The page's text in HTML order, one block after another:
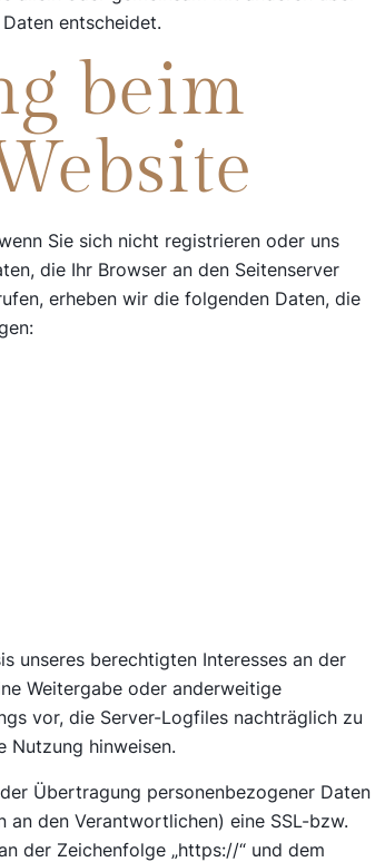
entscheidet.
beim
Sie sich nicht registrieren oder uns
die Ihr Browser an den Seitenserver
erheben wir die folgenden Daten, die
unseres berechtigten Interesses an der
Weitergabe oder anderweitige
vor, die Server-Logfiles nachträglich zu
Nutzung hinweisen.
Übertragung personenbezogener Daten
den Verantwortlichen) eine SSL-bzw.
der Zeichenfolge „https://“ und dem